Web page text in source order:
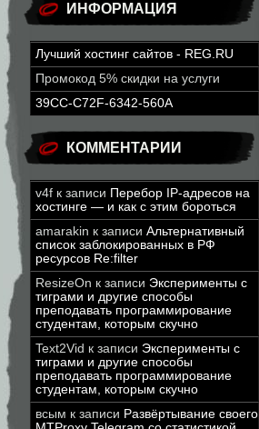
ИНФОРМАЦИЯ
Лучший хостинг сайтов - REG.RU
Промокод 5% скидки на услуги
39CC-C72F-6342-560A
КОММЕНТАРИИ
v4f к записи Перебор IP-адресов на
хостинге — и как с этим бороться
amarakin к записи Альтернативный
список заблокированных в РФ
ресурсов Re:filter
ResizeOn к записи Эксперименты с
тиграми и другие способы
преподавать программирование
студентам, которым скучно
Text2Vid к записи Эксперименты с
тиграми и другие способы
преподавать программирование
студентам, которым скучно
всым к записи Развёртывание своего